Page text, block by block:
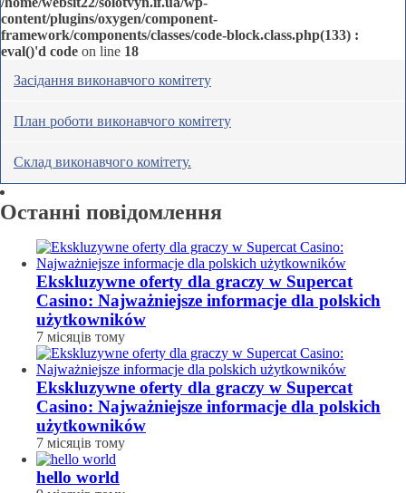
content/plugins/oxygen/component-
framework/components/classes/code-block.class.php(133) :
eval()'d code on line 18
Засідання виконавчого комітету
План роботи виконавчого комітету
Склад виконавчого комітету.
Останні повідомлення
Ekskluzywne oferty dla graczy w Supercat
Casino: Najważniejsze informacje dla polskich
użytkowników
7 місяців тому
Ekskluzywne oferty dla graczy w Supercat
Casino: Najważniejsze informacje dla polskich
użytkowników
7 місяців тому
hello world